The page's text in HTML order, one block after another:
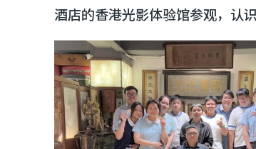
酒店的香港光影体验馆参观，认